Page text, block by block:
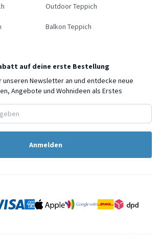
Outdoor Teppich
Balkon Teppich
auf deine erste Bestellung
unseren Newsletter an und entdecke neue
Angebote und Wohnideen als Erstes
Anmelden